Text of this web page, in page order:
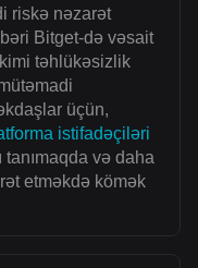
riskə nəzarət
Bitget-də vəsait
təhlükəsizlik
üçün,
istifadəçiləri
və daha
etməkdə kömək